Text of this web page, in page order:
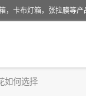
如何选择